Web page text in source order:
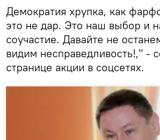
Демократия хрупка, как
это не дар. Это наш выбор и
соучастие. Давайте не
видим несправедливость!," -
странице акции в соцсетях.